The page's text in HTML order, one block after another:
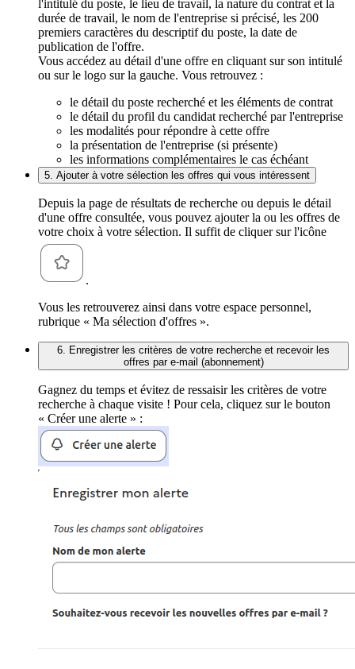
l'intitulé du poste, le lieu de travail, la nature du contrat et la
durée de travail, le nom de l'entreprise si précisé, les 200
premiers caractères du descriptif du poste, la date de
publication de l'offre.
Vous accédez au détail d'une offre en cliquant sur son intitulé
ou sur le logo sur la gauche. Vous retrouvez :
le détail du poste recherché et les éléments de contrat
le détail du profil du candidat recherché par l'entreprise
les modalités pour répondre à cette offre
la présentation de l'entreprise (si présente)
les informations complémentaires le cas échéant
5. Ajouter à votre sélection les offres qui vous intéressent
Depuis la page de résultats de recherche ou depuis le détail
d'une offre consultée, vous pouvez ajouter la ou les offres de
votre choix à votre sélection. Il suffit de cliquer sur l'icône
.
Vous les retrouverez ainsi dans votre espace personnel,
rubrique « Ma sélection d'offres ».
6. Enregistrer les critères de votre recherche et recevoir les
offres par e-mail (abonnement)
Gagnez du temps et évitez de ressaisir les critères de votre
recherche à chaque visite ! Pour cela, cliquez sur le bouton
« Créer une alerte » :